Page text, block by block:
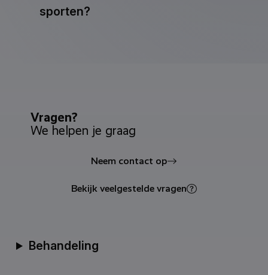
sporten?
Vragen?
We helpen je graag
Neem contact op
Bekijk veelgestelde vragen
Behandeling